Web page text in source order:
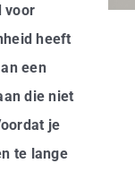
voor
heeft
een
die niet
je
te lange